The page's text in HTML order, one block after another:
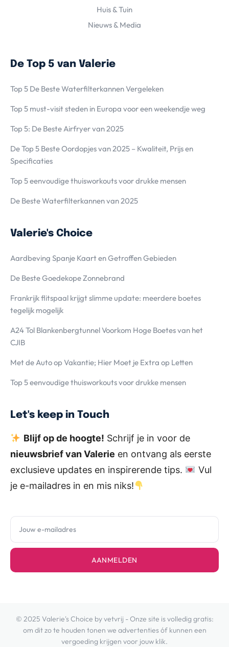
Huis & Tuin
Nieuws & Media
De Top 5 van Valerie
Top 5 De Beste Waterfilterkannen Vergeleken
Top 5 must-visit steden in Europa voor een weekendje weg
Top 5: De Beste Airfryer van 2025
De Top 5 Beste Oordopjes van 2025 – Kwaliteit, Prijs en
Specificaties
Top 5 eenvoudige thuisworkouts voor drukke mensen
De Beste Waterfilterkannen van 2025
Valerie's Choice
Aardbeving Spanje Kaart en Getroffen Gebieden
De Beste Goedekope Zonnebrand
Frankrijk flitspaal krijgt slimme update: meerdere boetes
tegelijk mogelijk
A24 Tol Blankenbergtunnel Voorkom Hoge Boetes van het
CJIB
Met de Auto op Vakantie; Hier Moet je Extra op Letten
Top 5 eenvoudige thuisworkouts voor drukke mensen
Let's keep in Touch
Blijf op de hoogte! Schrijf je in voor de
nieuwsbrief van Valerie en ontvang als eerste
exclusieve updates en inspirerende tips.
Vul
je e-mailadres in en mis niks!
AANMELDEN
© 2025 Valerie's Choice by vetvrij - Onze site is volledig gratis:
om dit zo te houden tonen we advertenties óf kunnen een
vergoeding krijgen voor jouw klik.